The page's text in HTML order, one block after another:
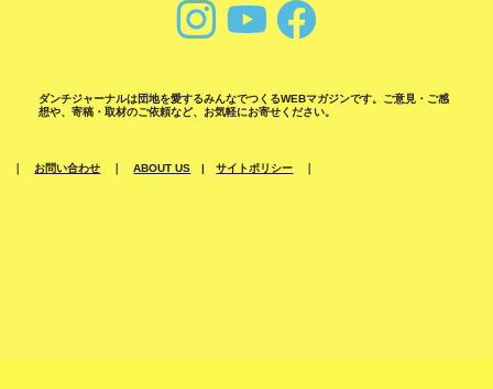
お問い合わせ ｜ABOUT US |サイトポリシー
ダンチジャーナルは団地を愛するみんなでつくるWEBマガジンです。ご意見・ご感
想や、寄稿・取材のご依頼など、お気軽にお寄せください。